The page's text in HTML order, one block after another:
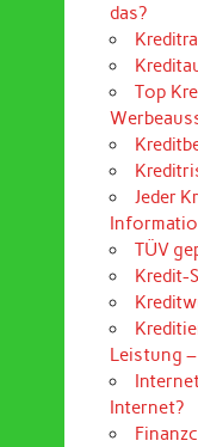
das?
Top
Jeder
TÜV
Kredit-
Leistung
Internet?